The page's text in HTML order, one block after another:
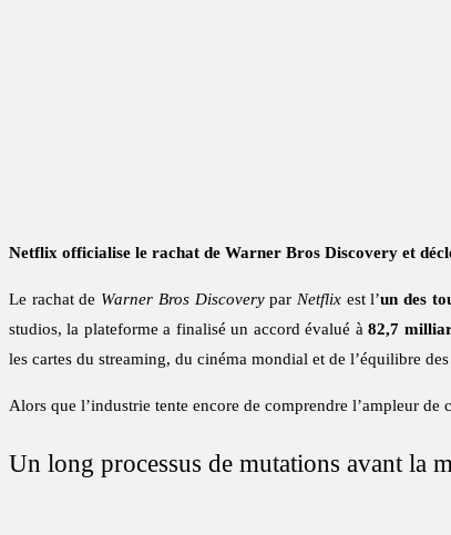
Netflix officialise le rachat de Warner Bros Discovery et
Le rachat de Warner Bros Discoverypar Netflixest l’un des
studios, la plateforme a finalisé un accord évalué à82,7
les cartes du streaming, du cinéma mondial et de l’équilibre
Alors que l’industrie tente encore de comprendre l’ampleur
Un long processus de mutations avant la